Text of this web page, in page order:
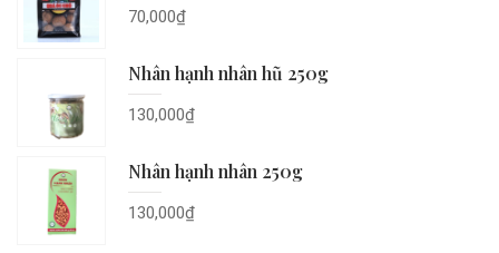
70,000₫
Nhân hạnh nhân hũ 250g
130,000₫
Nhân hạnh nhân 250g
130,000₫